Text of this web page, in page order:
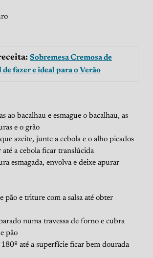
Sobremesa Cremosa de
de fazer e ideal para o Verão
ao bacalhau e esmague o bacalhau, as
e o grão
azeite, junte a cebola e o alho picados
até a cebola ficar translúcida
esmagada, envolva e deixe apurar
pão e triture com a salsa até obter
numa travessa de forno e cubra
pão
até a superfície ficar bem dourada